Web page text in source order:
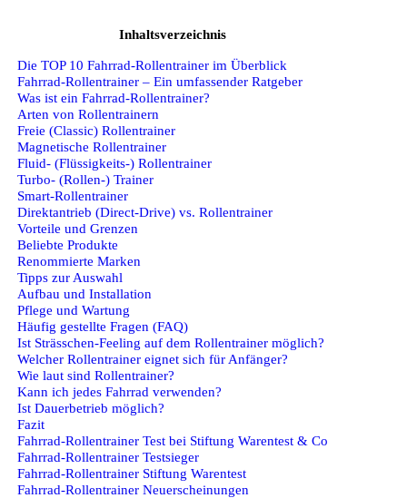
Inhaltsverzeichnis
Die TOP 10 Fahrrad-Rollentrainer im Überblick
Fahrrad-Rollentrainer – Ein umfassender Ratgeber
Was ist ein Fahrrad-Rollentrainer?
Arten von Rollentrainern
Freie (Classic) Rollentrainer
Magnetische Rollentrainer
Fluid- (Flüssigkeits-) Rollentrainer
Turbo- (Rollen-) Trainer
Smart-Rollentrainer
Direktantrieb (Direct-Drive) vs. Rollentrainer
Vorteile und Grenzen
Beliebte Produkte
Renommierte Marken
Tipps zur Auswahl
Aufbau und Installation
Pflege und Wartung
Häufig gestellte Fragen (FAQ)
Ist Strässchen-Feeling auf dem Rollentrainer möglich?
Welcher Rollentrainer eignet sich für Anfänger?
Wie laut sind Rollentrainer?
Kann ich jedes Fahrrad verwenden?
Ist Dauerbetrieb möglich?
Fazit
Fahrrad-Rollentrainer Test bei Stiftung Warentest & Co
Fahrrad-Rollentrainer Testsieger
Fahrrad-Rollentrainer Stiftung Warentest
Fahrrad-Rollentrainer Neuerscheinungen